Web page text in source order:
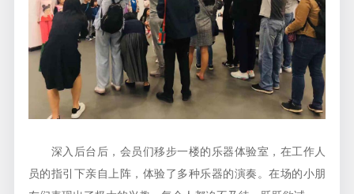
深入后台后，会员们移步一楼的乐器体验室，在工作人
员的指引下亲自上阵，体验了多种乐器的演奏。在场的小朋